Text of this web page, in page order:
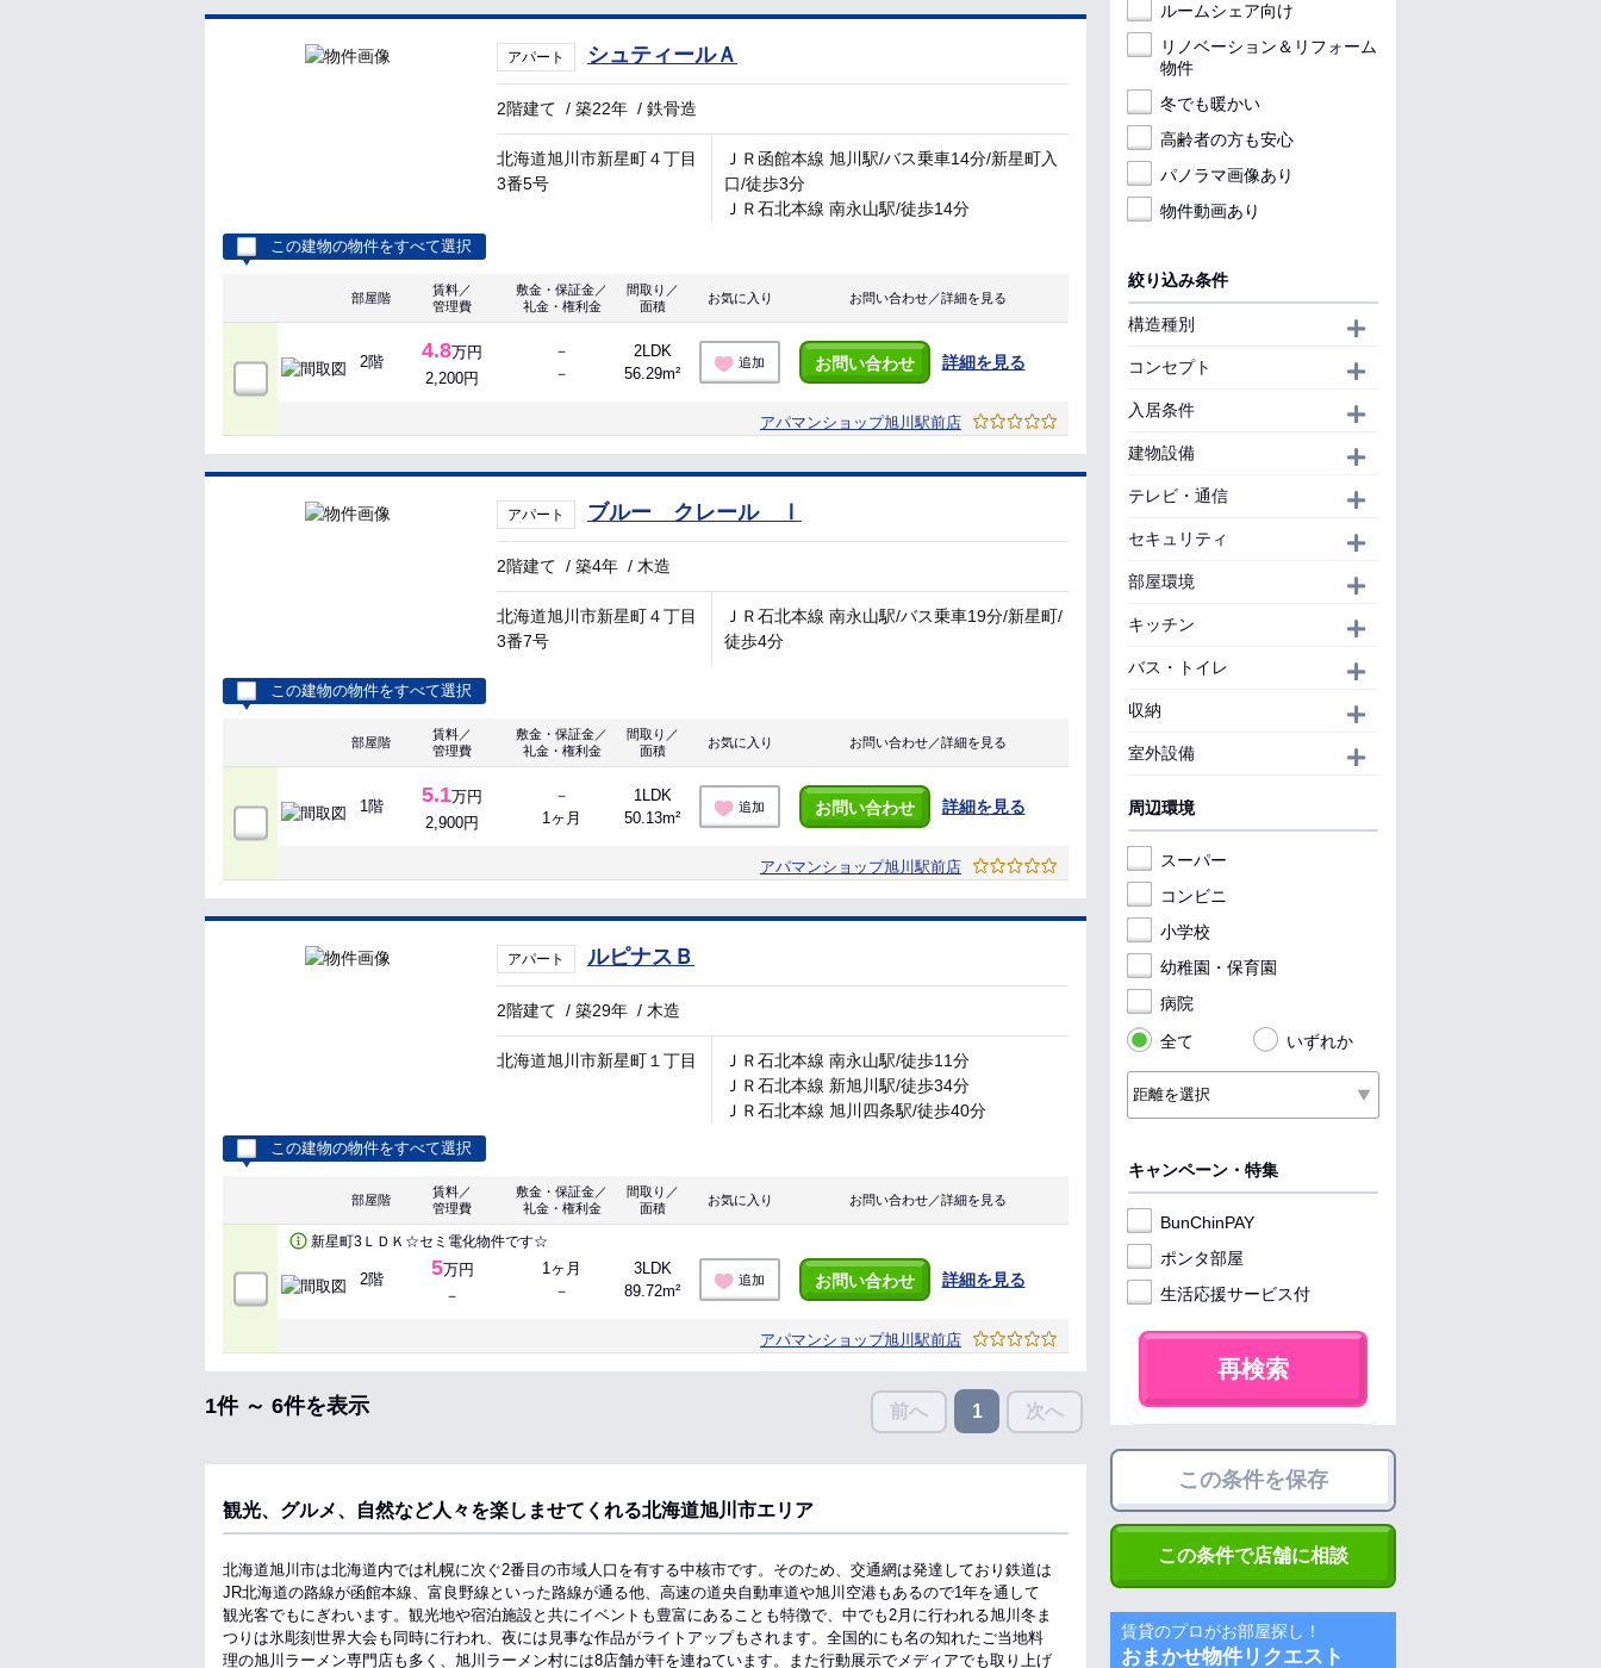
アパート シュティールＡ
2階建て /築22年 /鉄骨造
北海道旭川市新星町４丁目
3番5号
ＪＲ函館本線 旭川駅/バス乗車14分/新星町入
口/徒歩3分
ＪＲ石北本線 南永山駅/徒歩14分
この建物の物件をすべて選択
部屋階
賃料／
管理費
敷金・保証金／
礼金・権利金
間取り／
面積
お気に入り お問い合わせ／詳細を見る
2階 4.8万円
2,200円
－
－
2LDK
56.29m²
追加 お問い合わせ 詳細を見る
アパマンショップ旭川駅前店
アパート ブルー クレール Ⅰ
2階建て /築4年 / 木造
北海道旭川市新星町４丁目
3番7号
ＪＲ石北本線 南永山駅/バス乗車19分/新星町/
徒歩4分
この建物の物件をすべて選択
部屋階
賃料／
管理費
敷金・保証金／
礼金・権利金
間取り／
面積
お気に入り お問い合わせ／詳細を見る
1階 5.1万円
2,900円
－
1ヶ月
1LDK
50.13m²
追加 お問い合わせ 詳細を見る
アパマンショップ旭川駅前店
アパート ルピナスＢ
2階建て /築29年 / 木造
北海道旭川市新星町１丁目
ＪＲ石北本線 南永山駅/徒歩11分
ＪＲ石北本線 新旭川駅/徒歩34分
ＪＲ石北本線 旭川四条駅/徒歩40分
この建物の物件をすべて選択
部屋階
賃料／
管理費
敷金・保証金／
礼金・権利金
間取り／
面積
お気に入り お問い合わせ／詳細を見る
新星町3ＬＤＫ☆セミ電化物件です☆
2階 5万円
－
1ヶ月
－
3LDK
89.72m²
追加 お問い合わせ 詳細を見る
アパマンショップ旭川駅前店
1件 ～ 6件を表示 前へ 1 次へ
観光、グルメ、自然など人々を楽しませてくれる北海道旭川市エリア
北海道旭川市は北海道内では札幌に次ぐ2番目の市域人口を有する中核市です。そのため、交通網は発達しており鉄道は
JR北海道の路線が函館本線、富良野線といった路線が通る他、高速の道央自動車道や旭川空港もあるので1年を通して
観光客でもにぎわいます。観光地や宿泊施設と共にイベントも豊富にあることも特徴で、中でも2月に行われる旭川冬ま
つりは氷彫刻世界大会も同時に行われ、夜には見事な作品がライトアップもされます。全国的にも名の知れたご当地料
理の旭川ラーメン専門店も多く、旭川ラーメン村には8店舗が軒を連ねています。また行動展示でメディアでも取り上げ
ルームシェア向け
リノベーション＆リフォーム
物件
冬でも暖かい
高齢者の方も安心
パノラマ画像あり
物件動画あり
絞り込み条件
構造種別
コンセプト
入居条件
建物設備
テレビ・通信
セキュリティ
部屋環境
キッチン
バス・トイレ
収納
室外設備
周辺環境
スーパー
コンビニ
小学校
幼稚園・保育園
病院
全て
いずれか
キャンペーン・特集
BunChinPAY
ポンタ部屋
生活応援サービス付
再検索
この条件を保存
この条件で店舗に相談
賃貸のプロがお部屋探し！
おまかせ物件リクエスト